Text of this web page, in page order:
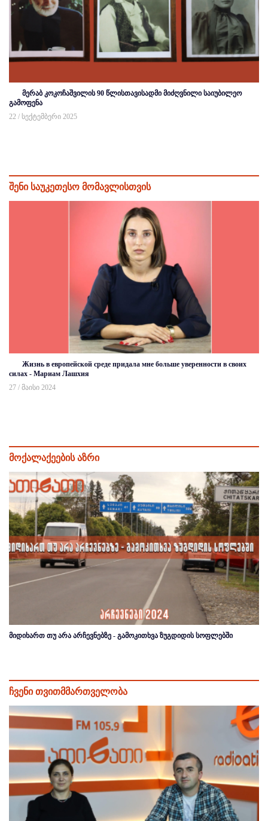
მერაბ კოკოჩაშვილის 90 წლისთავისადმი მიძღვნილი საიუბილეო
გამოფენა
22 / სექტემბერი 2025
შენი საუკეთესო მომავლისთვის
Жизнь в европейской среде придала мне больше уверенности в своих
силах - Мариам Лашхия
27 / მაისი 2024
მოქალაქეების აზრი
მიდიხართ თუ არა არჩევნებზე - გამოკითხვა ზუგდიდის სოფლებში
ჩვენი თვითმმართველობა